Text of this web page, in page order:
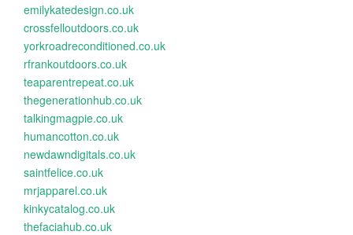
emilykatedesign.co.uk
crossfelloutdoors.co.uk
yorkroadreconditioned.co.uk
rfrankoutdoors.co.uk
teaparentrepeat.co.uk
thegenerationhub.co.uk
talkingmagpie.co.uk
humancotton.co.uk
newdawndigitals.co.uk
saintfelice.co.uk
mrjapparel.co.uk
kinkycatalog.co.uk
thefaciahub.co.uk